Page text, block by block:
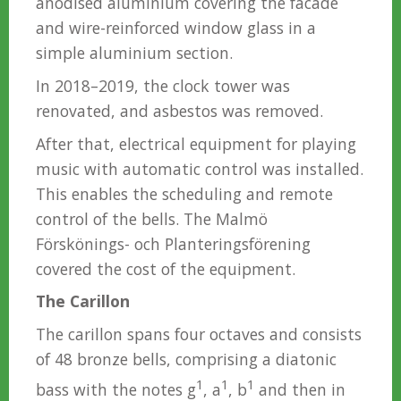
and wire-reinforced window glass in a
simple aluminium section.
In 2018–2019, the clock tower was
renovated, and asbestos was removed.
After that, electrical equipment for playing
music with automatic control was installed.
This enables the scheduling and remote
control of the bells. The Malmö
Förskönings- och Planteringsförening
covered the cost of the equipment.
The Carillon
The carillon spans four octaves and consists
of 48 bronze bells, comprising a diatonic
bass with the notes g1 , a1 , b1 and then in